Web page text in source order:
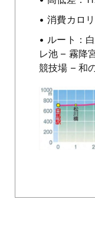
• 消費カロ
• ルート：
レ池 – 霧降
競技場 – 和